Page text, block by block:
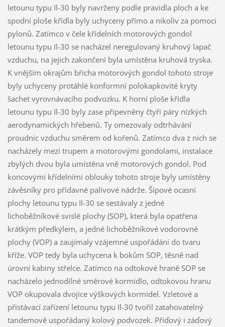
letounu typu Il-30 byly navrženy podle pravidla ploch a ke
spodní ploše křídla byly uchyceny přímo a nikoliv za pomoci
pylonů. Zatímco v čele křídelních motorových gondol
letounu typu Il-30 se nacházel neregulovaný kruhový lapač
vzduchu, na jejich zakončení byla umístěna kruhová tryska.
K vnějším okrajům břicha motorových gondol tohoto stroje
byly uchyceny protáhlé konformní polokapkovité kryty
šachet vyrovnávacího podvozku. K horní ploše křídla
letounu typu Il-30 byly zase připevněny čtyři páry nízkých
aerodynamických hřebenů. Ty omezovaly odtrhávání
proudnic vzduchu směrem od kořenů. Zatímco dva z nich se
nacházely mezi trupem a motorovými gondolami, instalace
zbylých dvou byla umístěna vně motorových gondol. Pod
koncovými křídelními oblouky tohoto stroje byly umístěny
závěsníky pro přídavné palivové nádrže. Šípové ocasní
plochy letounu typu Il-30 se sestávaly z jedné
lichoběžníkové svislé plochy (SOP), která byla opatřena
krátkým předkýlem, a jedné lichoběžníkové vodorovné
plochy (VOP) a zaujímaly vzájemné uspořádání do tvaru
kříže. VOP tedy byla uchycena k bokům SOP, těsně nad
úrovní kabiny střelce. Zatímco na odtokové hraně SOP se
nacházelo jednodílné směrové kormidlo, odtokovou hranu
VOP okupovala dvojice výškových kormidel. Vzletové a
přistávací zařízení letounu typu Il-30 tvořil zatahovatelný
tandemově uspořádaný kolový podvozek. Příďový i záďový